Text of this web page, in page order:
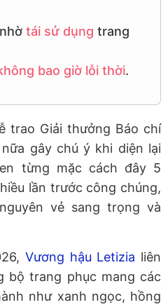
tái sử dụng trang
bao giờ lỗi thời.
trao Giải thưởng Báo chí
gây chú ý khi diện lại
từng mặc cách đây 5
lần trước công chúng,
vẻ sang trọng và
Vương hậu Letizia liên
bộ trang phục mang các
như xanh ngọc, hồng